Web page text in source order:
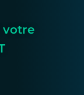
votre